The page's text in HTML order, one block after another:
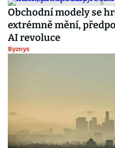
Obchodní modely se
extrémně mění,
AI revoluce
Byznys